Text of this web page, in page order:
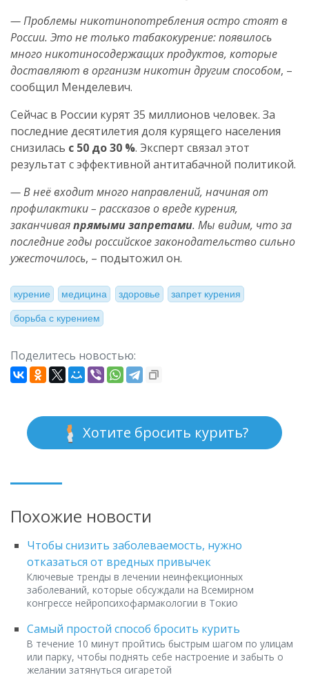
— Проблемы никотинопотребления остро стоят в
России. Это не только табакокурение: появилось
много никотиносодержащих продуктов, которые
доставляют в организм никотин другим способом, –
сообщил Менделевич.
Сейчас в России курят 35 миллионов человек. За
последние десятилетия доля курящего населения
снизилась с 50 до 30 %. Эксперт связал этот
результат с эффективной антитабачной политикой.
— В неё входит много направлений, начиная от
профилактики – рассказов о вреде курения,
заканчиваяпрямыми запретами. Мы видим, что за
последние годы российское законодательство сильно
ужесточилось, – подытожил он.
курение медицина здоровье запрет курения
борьба с курением
Поделитесь новостью:
Хотите бросить курить?
Похожие новости
Чтобы снизить заболеваемость, нужно
отказаться от вредных привычек
Ключевые тренды в лечении неинфекционных
заболеваний, которые обсуждали на Всемирном
конгрессе нейропсихофармакологии в Токио
Самый простой способ бросить курить
В течение 10 минут пройтись быстрым шагом по улицам
или парку, чтобы поднять себе настроение и забыть о
желании затянуться сигаретой